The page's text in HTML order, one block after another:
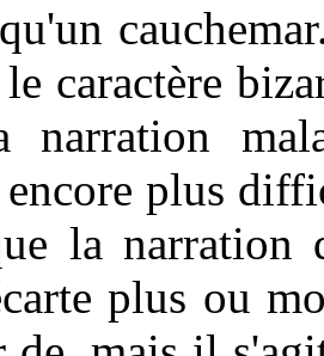
caractère
narration
encore plus
la
plus ou